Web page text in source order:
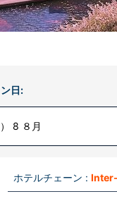
日:
） 8 ８月
ホテルチェーン :